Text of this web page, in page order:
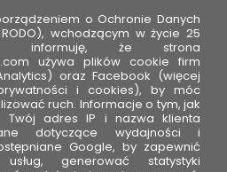
o Ochronie Danych
wchodzącym w życie 25
informuję, że strona
używa plików cookie firm
oraz Facebook (więcej
i cookies), by móc
ruch. Informacje o tym, jak
Twój adres IP i nazwa klienta
dotyczące wydajności i
Google, by zapewnić
generować statystyki